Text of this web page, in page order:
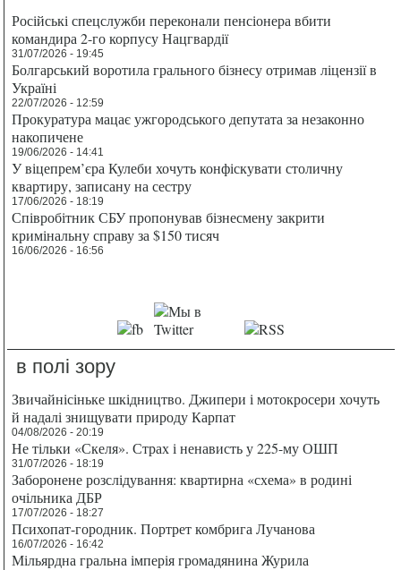
Російські спецслужби переконали пенсіонера вбити
командира 2-го корпусу Нацгвардії
31/07/2026 - 19:45
Болгарський воротила грального бізнесу отримав ліцензії в
Україні
22/07/2026 - 12:59
Прокуратура мацає ужгородського депутата за незаконно
накопичене
19/06/2026 - 14:41
У віцепрем’єра Кулеби хочуть конфіскувати столичну
квартиру, записану на сестру
17/06/2026 - 18:19
Співробітник СБУ пропонував бізнесмену закрити
кримінальну справу за $150 тисяч
16/06/2026 - 16:56
в полі зору
Звичайнісіньке шкідництво. Джипери і мотокросери хочуть
й надалі знищувати природу Карпат
04/08/2026 - 20:19
Не тільки «Скеля». Страх і ненависть у 225-му ОШП
31/07/2026 - 18:19
Заборонене розслідування: квартирна «схема» в родині
очільника ДБР
17/07/2026 - 18:27
Психопат-городник. Портрет комбрига Лучанова
16/07/2026 - 16:42
Мільярдна гральна імперія громадянина Журила